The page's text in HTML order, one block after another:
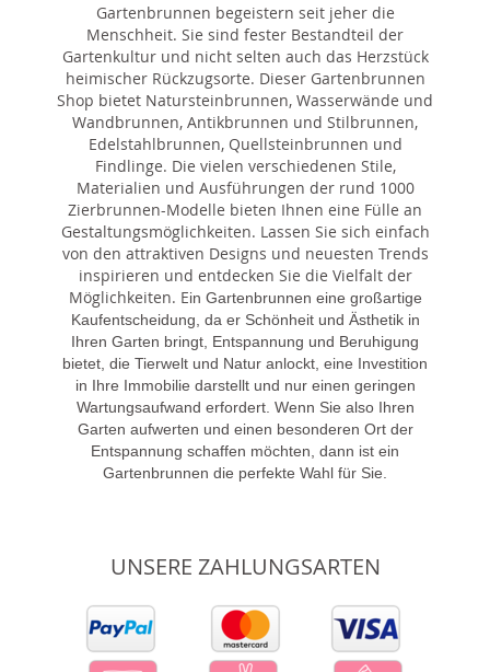
Gartenbrunnen begeistern seit jeher die
Menschheit. Sie sind fester Bestandteil der
Gartenkultur und nicht selten auch das Herzstück
heimischer Rückzugsorte. Dieser Gartenbrunnen
Shop bietet Natursteinbrunnen, Wasserwände und
Wandbrunnen, Antikbrunnen und Stilbrunnen,
Edelstahlbrunnen, Quellsteinbrunnen und
Findlinge. Die vielen verschiedenen Stile,
Materialien und Ausführungen der rund 1000
Zierbrunnen-Modelle bieten Ihnen eine Fülle an
Gestaltungsmöglichkeiten. Lassen Sie sich einfach
von den attraktiven Designs und neuesten Trends
inspirieren und entdecken Sie die Vielfalt der
Möglichkeiten. Ein Gartenbrunnen eine großartige
Kaufentscheidung, da er Schönheit und Ästhetik in
Ihren Garten bringt, Entspannung und Beruhigung
bietet, die Tierwelt und Natur anlockt, eine Investition
in Ihre Immobilie darstellt und nur einen geringen
Wartungsaufwand erfordert. Wenn Sie also Ihren
Garten aufwerten und einen besonderen Ort der
Entspannung schaffen möchten, dann ist ein
Gartenbrunnen die perfekte Wahl für Sie.
UNSERE ZAHLUNGSARTEN